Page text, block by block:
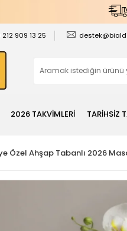
212 909 13 25
2026 TAKVİMLERİ TARİHSİZ
Özel Ahşap Tabanlı 2026